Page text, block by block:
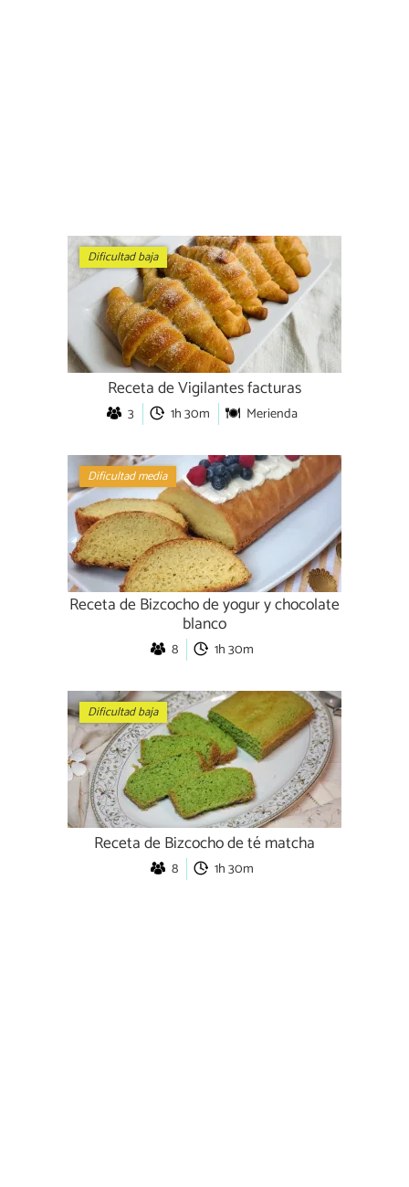
Dificultad baja
Receta de Vigilantes facturas
3 1h 30m Merienda
Dificultad media
Receta de Bizcocho de yogur y chocolate
blanco
8 1h 30m
Dificultad baja
Receta de Bizcocho de té matcha
8 1h 30m